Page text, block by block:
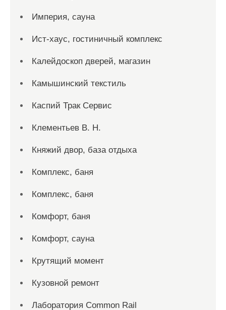
Империя, сауна
Ист-хаус, гостиничный комплекс
Калейдоскоп дверей, магазин
Камышинский текстиль
Каспий Трак Сервис
Клементьев В. Н.
Княжий двор, база отдыха
Комплекс, баня
Комплекс, баня
Комфорт, баня
Комфорт, сауна
Крутящий момент
Кузовной ремонт
Лаборатория Common Rail